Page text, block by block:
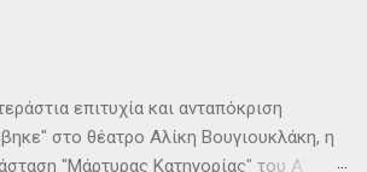
επιτυχία και ανταπόκριση
στο θέατρο Αλίκη Βουγιουκλάκη, η
"Μάρτυρας Κατηγορίας" του Α΄